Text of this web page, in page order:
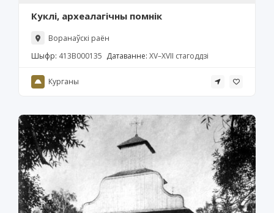
Куклі, археалагічны помнік
Воранаўскі раён
Шыфр: 413В000135 Датаванне: XV–XVII стагоддзі
Курганы